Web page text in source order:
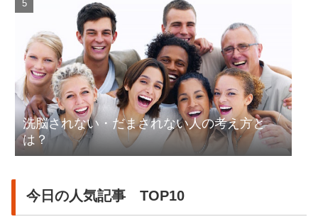
洗脳されない・だまされない人の考え方と
は？
今日の人気記事 TOP10